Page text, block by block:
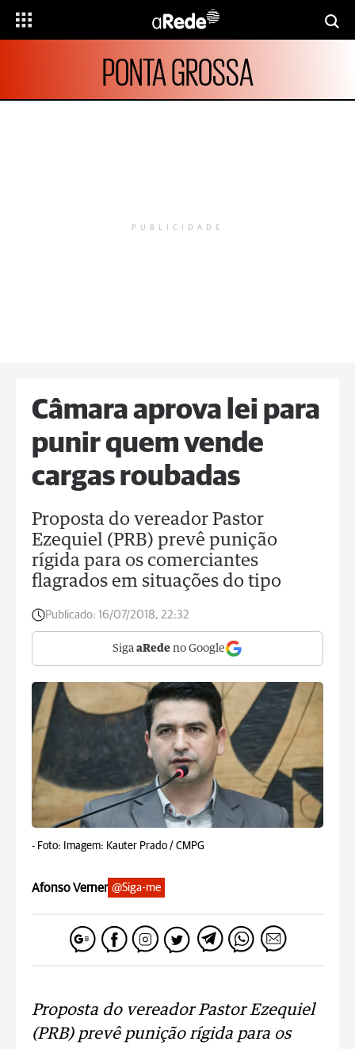
PONTA GROSSA
PUBLICIDADE
Câmara aprova lei para
punir quem vende
cargas roubadas
Proposta do vereador Pastor
Ezequiel (PRB) prevê punição
rígida para os comerciantes
flagrados em situações do tipo
Publicado: 16/07/2018, 22:32
Siga aRede no Google
- Foto: Imagem: Kauter Prado / CMPG
Afonso Verner @Siga-me
Proposta do vereador Pastor Ezequiel
(PRB) prevê punição rígida para os